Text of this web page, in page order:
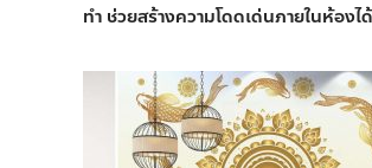
ทำ ช่วยสร้างความโดดเด่นภายในห้องไ